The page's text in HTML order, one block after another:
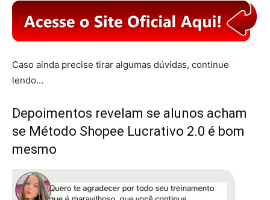
Caso ainda precise tirar algumas dúvidas, continue
lendo…
Depoimentos revelam se alunos acham
se Método Shopee Lucrativo 2.0 é bom
mesmo